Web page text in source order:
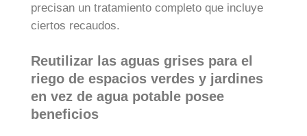
precisan un tratamiento completo que incluye
ciertos recaudos.
Reutilizar las aguas grises para el
riego de espacios verdes y jardines
en vez de agua potable posee
beneficios